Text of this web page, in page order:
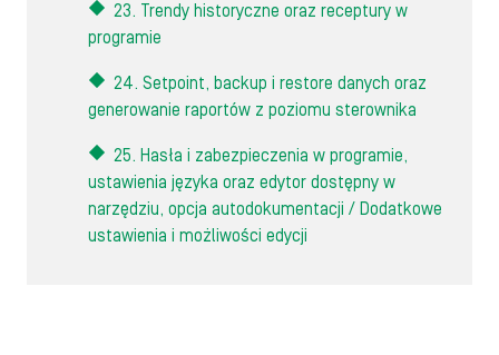
23. Trendy historyczne oraz receptury w
programie
24. Setpoint, backup i restore danych oraz
generowanie raportów z poziomu sterownika
25. Hasła i zabezpieczenia w programie,
ustawienia języka oraz edytor dostępny w
narzędziu, opcja autodokumentacji / Dodatkowe
ustawienia i możliwości edycji